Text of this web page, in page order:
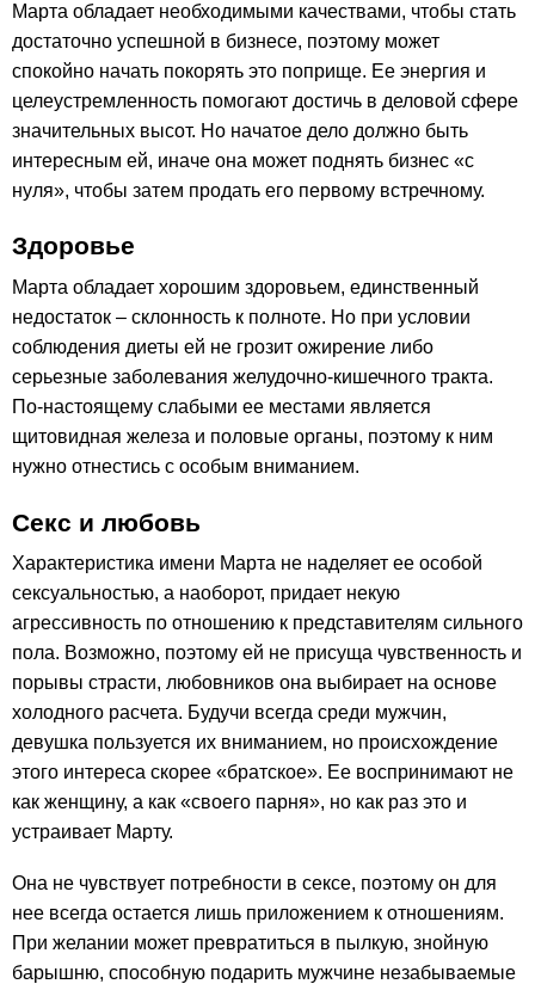
Марта обладает необходимыми качествами, чтобы стать
достаточно успешной в бизнесе, поэтому может
спокойно начать покорять это поприще. Ее энергия и
целеустремленность помогают достичь в деловой сфере
значительных высот. Но начатое дело должно быть
интересным ей, иначе она может поднять бизнес «с
нуля», чтобы затем продать его первому встречному.
Здоровье
Марта обладает хорошим здоровьем, единственный
недостаток – склонность к полноте. Но при условии
соблюдения диеты ей не грозит ожирение либо
серьезные заболевания желудочно-кишечного тракта.
По-настоящему слабыми ее местами является
щитовидная железа и половые органы, поэтому к ним
нужно отнестись с особым вниманием.
Секс и любовь
Характеристика имени Марта не наделяет ее особой
сексуальностью, а наоборот, придает некую
агрессивность по отношению к представителям сильного
пола. Возможно, поэтому ей не присуща чувственность и
порывы страсти, любовников она выбирает на основе
холодного расчета. Будучи всегда среди мужчин,
девушка пользуется их вниманием, но происхождение
этого интереса скорее «братское». Ее воспринимают не
как женщину, а как «своего парня», но как раз это и
устраивает Марту.
Она не чувствует потребности в сексе, поэтому он для
нее всегда остается лишь приложением к отношениям.
При желании может превратиться в пылкую, знойную
барышню, способную подарить мужчине незабываемые